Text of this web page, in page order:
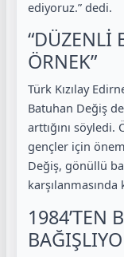
ediyoruz.” dedi.
“DÜZENLİ
ÖRNEK”
Türk Kızılay
Batuhan Değiş de
arttığını söyledi.
gençler için
Değiş, gönüllü
1984’TEN